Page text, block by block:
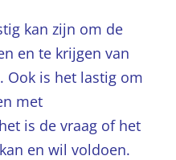
kan zijn om de
en te krijgen van
Ook is het lastig om
met
is de vraag of het
en wil voldoen.